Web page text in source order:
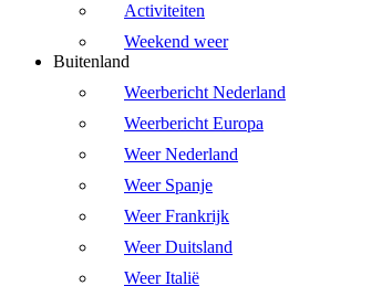
Activiteiten
Weekend weer
Buitenland
Weerbericht Nederland
Weerbericht Europa
Weer Nederland
Weer Spanje
Weer Frankrijk
Weer Duitsland
Weer Italië